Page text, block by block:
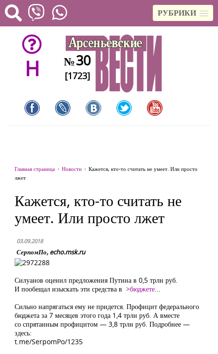
РУБРИКИ
H №30
[1723]
Главная страница Новости
Кажется, кто-то считать не умеет. Или просто
лжет
Кажется, кто-то считать не
умеет. Или просто лжет
03.09.2018
СерпомПо, echo.msk.ru
Силуанов оценил предложения Путина в 0,5 трлн руб.
И пообещал изыскать эти средства в >бюджете...
Сильно напрягаться ему не придется. Профицит федерального
бюджета за 7 месяцев этого года 1,4 трлн руб. А вместе
со спрятанным профицитом — 3,8 трлн руб. Подробнее —
здесь:
t.me/SerpomPo/1235